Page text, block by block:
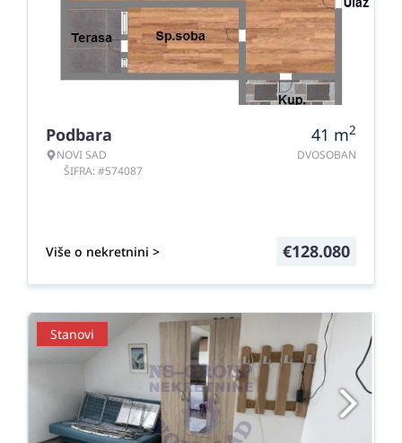
Podbara
NOVI SAD
ŠIFRA: #574087
41 m2
DVOSOBAN
Više o nekretnini > €128.080
Stanovi